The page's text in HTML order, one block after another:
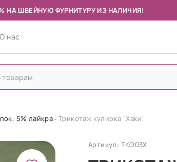
НА ШВЕЙНУЮ ФУРНИТУРУ ИЗ НАЛИЧИЯ!
О нас
5% лайкра Трикотаж кулирка "Хаки"
Артикул: ТКО03Х